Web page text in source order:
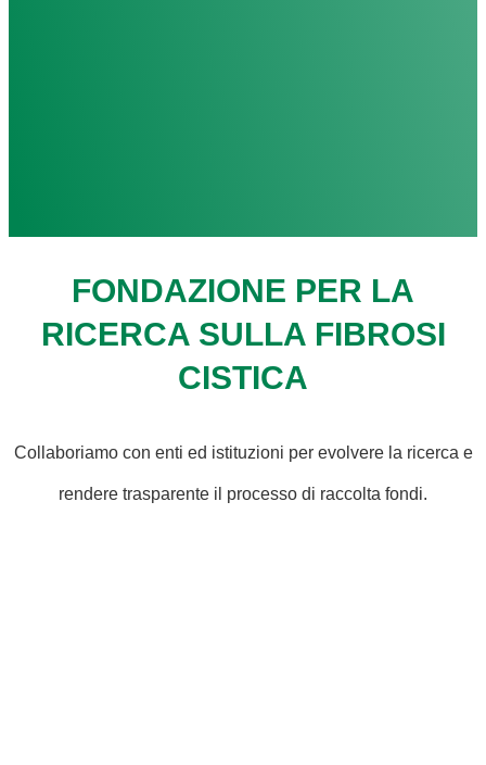
FONDAZIONE PER LA
RICERCA SULLA FIBROSI
CISTICA
Collaboriamo con enti ed istituzioni per evolvere la ricerca e
rendere trasparente il processo di raccolta fondi.